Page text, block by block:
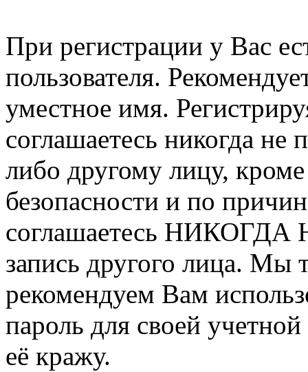
При регистрации у Вас
пользователя.
уместное имя.
соглашаетесь никогда не
либо другому лицу,
безопасности и по
соглашаетесь НИКОГДА
запись другого лица.
рекомендуем Вам
пароль для своей
её кражу.